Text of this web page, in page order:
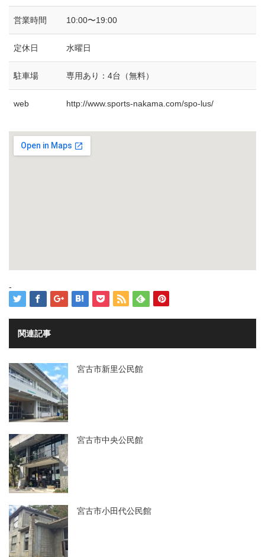
営業時間 10:00〜19:00
定休日 水曜日
駐車場 専用あり：4台（無料）
web http://www.sports-nakama.com/spo-lus/
-
関連記事
宮古市新里公民館
宮古市中央公民館
宮古市小田代公民館